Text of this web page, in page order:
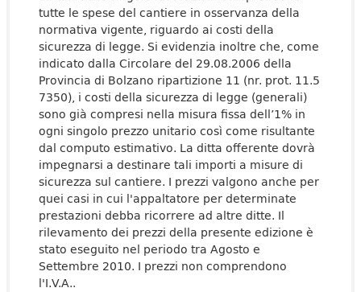
tutte le spese del cantiere in osservanza della
normativa vigente, riguardo ai costi della
sicurezza di legge. Si evidenzia inoltre che, come
indicato dalla Circolare del 29.08.2006 della
Provincia di Bolzano ripartizione 11 (nr. prot. 11.5
7350), i costi della sicurezza di legge (generali)
sono già compresi nella misura fissa dell’1% in
ogni singolo prezzo unitario così come risultante
dal computo estimativo. La ditta offerente dovrà
impegnarsi a destinare tali importi a misure di
sicurezza sul cantiere. I prezzi valgono anche per
quei casi in cui l'appaltatore per determinate
prestazioni debba ricorrere ad altre ditte. Il
rilevamento dei prezzi della presente edizione è
stato eseguito nel periodo tra Agosto e
Settembre 2010. I prezzi non comprendono
l'I.V.A..